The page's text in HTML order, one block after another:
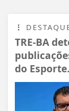
TRE-BA
do